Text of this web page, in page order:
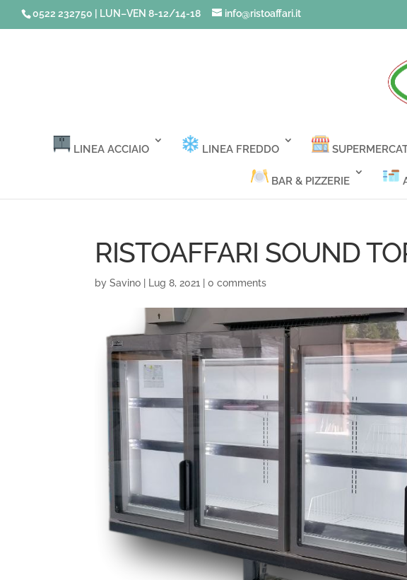
0522 232750 | LUN–VEN 8-12/14-18 info@ristoaffari.it
LINEA ACCIAIO LINEA FREDDO
BAR & PIZZERIE
RISTOAFFARI SOUND
bySavino Lug 8, 2021 |0 comments